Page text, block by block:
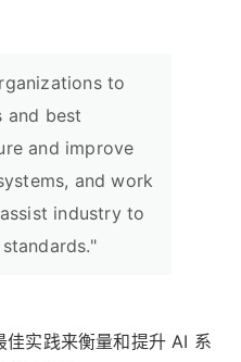
to
and best
and improve
and work
industry to
佳实践来衡量和提升 AI 系